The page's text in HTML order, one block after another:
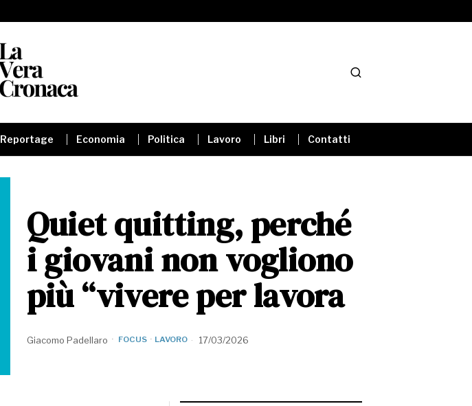
Reportage Economia Politica Lavoro Libri Contatti
Quiet quitting, perché
i giovani non vogliono
più “vivere per lavora
Giacomo Padellaro FOCUS · LAVORO 17/03/2026